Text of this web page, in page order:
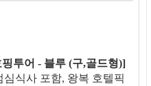
투어 - 블루 (구,골드형)]
식사 포함, 왕복 호텔픽